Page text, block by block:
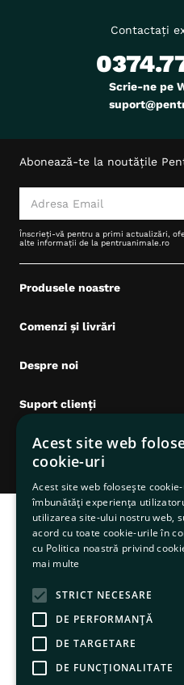
Contactați
Scrie-ne pe
Abonează-te la noutățile
Înscrieți-vă pentru a primi actualizări,
alte informații de la pentruanimale.ro
Produsele noastre
Comenzi și livrări
Despre noi
Suport clienți
Date comerciale
Acest site web
cookie-uri
Acest site web folosește
îmbunătăți experiența
utilizarea site-ului nostru web,
acord cu toate cookie-urile în
cu Politica noastră privind
mai multe
STRICT NECESARE
DE PERFORMANȚĂ
DE TARGETARE
DE FUNCŢIONALITATE